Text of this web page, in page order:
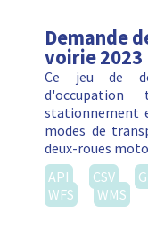
Demande
voirie 2023
Ce jeu de
stationnement
modes de
deux-roues
API
CSV
WFS
WMS